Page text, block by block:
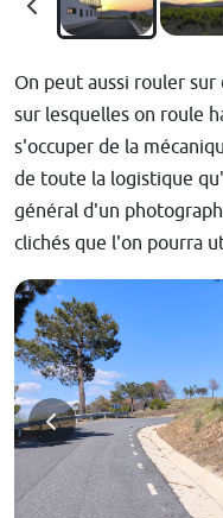
On peut aussi rouler
sur lesquelles on roule
s'occuper de la
de toute la logistique
général d'un
clichés que l'on pourra